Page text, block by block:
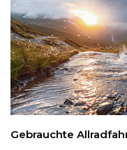
Gebrauchte